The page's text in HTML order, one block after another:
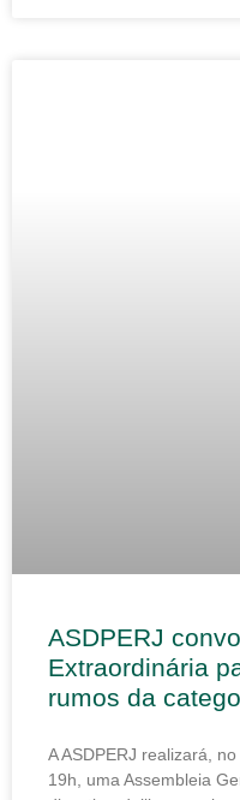
ASDPERJ
Extraordinária
rumos da
A ASDPERJ realizará,
19h, uma Assembleia